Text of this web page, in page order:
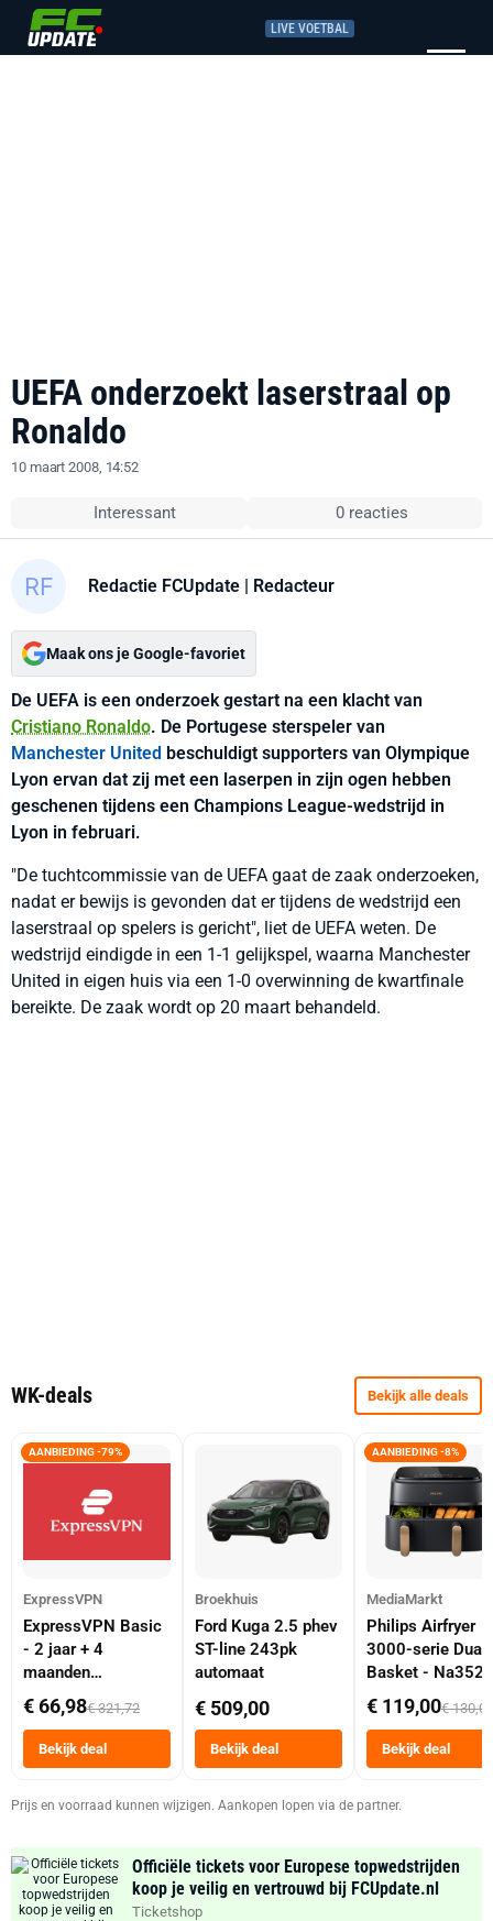
LIVE VOETBAL
UEFA onderzoekt laserstraal op
Ronaldo
10 maart 2008, 14:52
Interessant 0 reacties
Redactie FCUpdate | Redacteur
Maak ons je Google-favoriet
De UEFA is een onderzoek gestart na een klacht van
Cristiano Ronaldo. De Portugese sterspeler van
Manchester United beschuldigt supporters van Olympique
Lyon ervan dat zij met een laserpen in zijn ogen hebben
geschenen tijdens een Champions League-wedstrijd in
Lyon in februari.
"De tuchtcommissie van de UEFA gaat de zaak onderzoeken,
nadat er bewijs is gevonden dat er tijdens de wedstrijd een
laserstraal op spelers is gericht", liet de UEFA weten. De
wedstrijd eindigde in een 1-1 gelijkspel, waarna Manchester
United in eigen huis via een 1-0 overwinning de kwartfinale
bereikte. De zaak wordt op 20 maart behandeld.
WK-deals Bekijk alle deals
AANBIEDING -79%
ExpressVPN
ExpressVPN Basic
- 2 jaar + 4
maanden
abonnement
€ 66,98€ 321,72
Bekijk deal
Broekhuis
Ford Kuga 2.5 phev
ST-line 243pk
automaat
€ 509,00
Bekijk deal
AANBIEDING -8%
MediaMarkt
Philips Airfryer
3000-serie Dual
Basket -
Dubbele Mand 9
Tot 6 Personen
Heteluchtfriteuse
Zwart
€ 119,00€ 130,00
Bekijk deal
Prijs en voorraad kunnen wijzigen. Aankopen lopen via de partner.
Officiële tickets voor Europese topwedstrijden
koop je veilig en vertrouwd bij FCUpdate.nl
Ticketshop